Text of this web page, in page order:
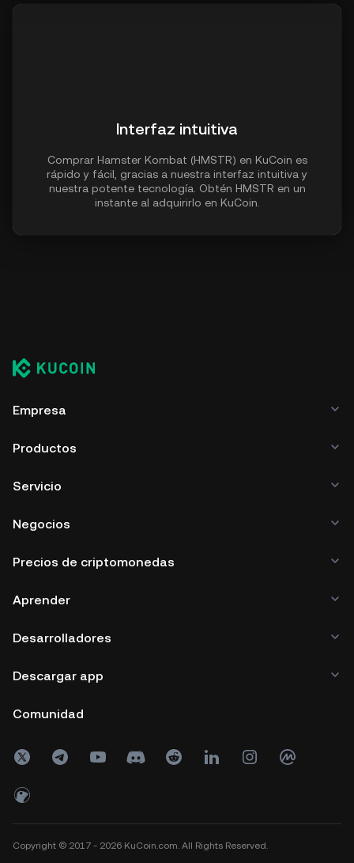
Interfaz intuitiva
Comprar Hamster Kombat (HMSTR) en KuCoin es
rápido y fácil, gracias a nuestra interfaz intuitiva y
nuestra potente tecnología. Obtén HMSTR en un
instante al adquirirlo en KuCoin.
Empresa
Productos
Servicio
Negocios
Precios de criptomonedas
Aprender
Desarrolladores
Descargar app
Comunidad
Copyright © 2017 - 2026 KuCoin.com. All Rights Reserved.